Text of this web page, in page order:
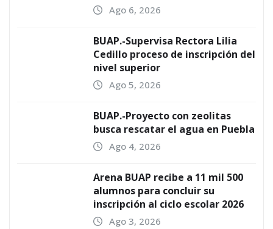
Ago 6, 2026
BUAP.-Supervisa Rectora Lilia
Cedillo proceso de inscripción del
nivel superior
Ago 5, 2026
BUAP.-Proyecto con zeolitas
busca rescatar el agua en Puebla
Ago 4, 2026
Arena BUAP recibe a 11 mil 500
alumnos para concluir su
inscripción al ciclo escolar 2026
Ago 3, 2026